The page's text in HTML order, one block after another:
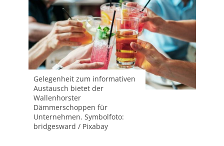
Gelegenheit zum informativen
Austausch bietet der
Wallenhorster
Dämmerschoppen für
Unternehmen. Symbolfoto:
bridgesward / Pixabay